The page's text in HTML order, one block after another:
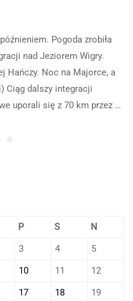
Pogoda zrobiła
nad Jeziorem Wigry.
Hańczy. Noc na Majorce, a
Ciąg dalszy integracji
uporali się z 70 km przez …
P S
N
3 4
5
10 11
12
17 18
19